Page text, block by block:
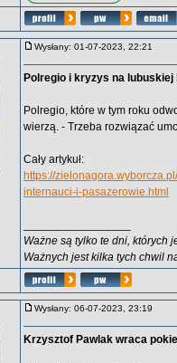
Wysłany: 01-07-2023, 22:21
Polregio i kryzys na
Polregio, które w tym roku
wierzą. - Trzeba rozwiązać
Cały artykuł:
https://
internauci-i-pasazerowie.html
Ważne są tylko te dni, których
Ważnych jest kilka tych chwil
Wysłany: 06-07-2023, 23:19
Krzysztof Pawlak wraca